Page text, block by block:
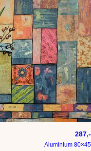
287,-
Aluminium 80×45